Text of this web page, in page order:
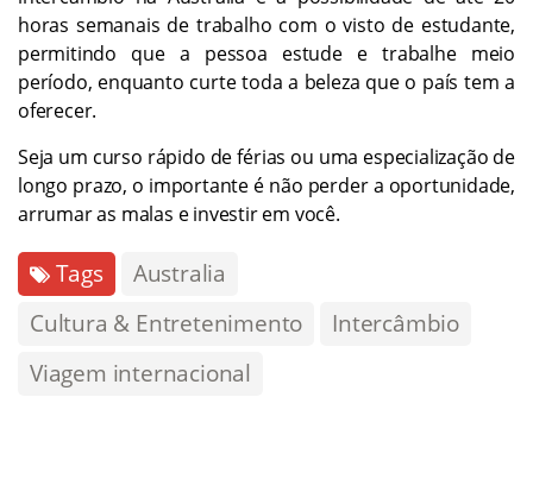
horas semanais de trabalho com o visto de estudante,
permitindo que a pessoa estude e trabalhe meio
período, enquanto curte toda a beleza que o país tem a
oferecer.
Seja um curso rápido de férias ou uma especialização de
longo prazo, o importante é não perder a oportunidade,
arrumar as malas e investir em você.
Tags
Australia
Cultura & Entretenimento
Intercâmbio
Viagem internacional